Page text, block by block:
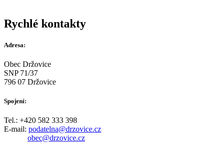
Rychlé kontakty
Adresa:
Obec Držovice
SNP 71/37
796 07 Držovice
Spojení:
Tel.: +420 582 333 398
E-mail: podatelna@drzovice.cz
obec@drzovice.cz